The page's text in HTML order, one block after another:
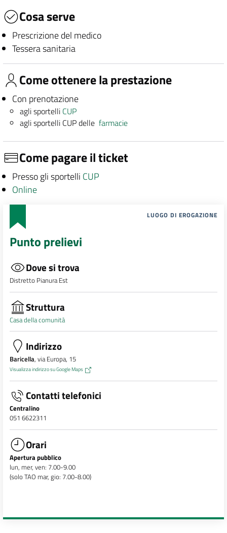
Cosa serve
Prescrizione del medico
Tessera sanitaria
Come ottenere la prestazione
Con prenotazione
agli sportelli CUP
agli sportelli CUP dellefarmacie
Come pagare il ticket
Presso gli sportelli CUP
Online
LUOGO DI EROGAZIONE
Punto prelievi
Dove si trova
Distretto Pianura Est
Struttura
Casa della comunità
Indirizzo
Baricella, via Europa, 15
Visualizza indirizzo su Google Maps
Contatti telefonici
Centralino
051 6622311
Orari
Apertura pubblico
lun, mer, ven: 7.00-9.00
(solo TAO mar, gio: 7.00-8.00)